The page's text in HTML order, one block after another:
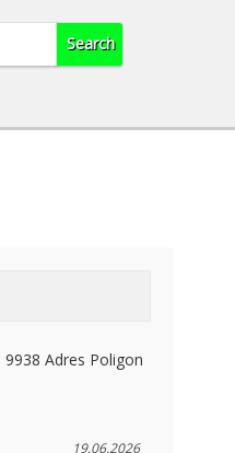
Adres Poligon
19.06.2026